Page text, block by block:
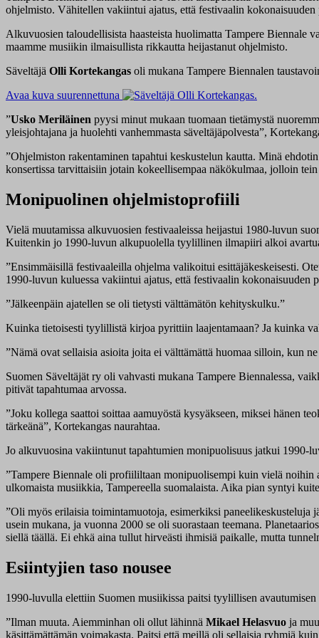
ohjelmisto. Vähitellen vakiintui ajatus, että festivaalin
Alkuvuosien taloudellisista haasteista huolimatta Tampere Biennale
maamme musiikin ilmaisullista rikkautta heijastanut ohjelmisto.
Säveltäjä Olli Kortekangas oli mukana Tampere Biennalen
Avaa kuva suurennettuna
”Usko Meriläinen pyysi minut mukaan tuomaan tietämystä
yleisjohtajana ja huolehti vanhemmasta säveltäjäpolvesta”,
”Ohjelmiston rakentaminen tapahtui keskustelun kautta. Minä
konsertissa tarvittaisiin jotain kokeellisempaa näkökulmaa, jolloin
Monipuolinen ohjelmistoprofiili
Vielä muutamissa alkuvuosien festivaaleissa heijastui 1980-luvun
Kuitenkin jo 1990-luvun alkupuolella tyylillinen ilmapiiri alkoi
”Ensimmäisillä festivaaleilla ohjelma valikoitui esittäjäkeskeisesti.
1990-luvun kuluessa vakiintui ajatus, että festivaalin
”Jälkeenpäin ajatellen se oli tietysti välttämätön kehityskulku.”
Kuinka tietoisesti tyylillistä kirjoa pyrittiin laajentamaan? Ja kuinka
”Nämä ovat sellaisia asioita joita ei välttämättä huomaa silloin, kun
Suomen Säveltäjät ry oli vahvasti mukana Tampere Biennalessa,
pitivät tapahtumaa arvossa.
”Joku kollega saattoi soittaa aamuyöstä kysyäkseen, miksei hänen
tärkeänä”, Kortekangas naurahtaa.
Jo alkuvuosina vakiintunut tapahtumien monipuolisuus jatkui 1990-
”Tampere Biennale oli profiililtaan monipuolisempi kuin vielä noihin
ulkomaista musiikkia, Tampereella suomalaista. Aika pian syntyi
”Oli myös erilaisia toimintamuotoja, esimerkiksi paneelikeskusteluja
usein mukana, ja vuonna 2000 se oli suorastaan teemana.
siellä täällä. Ei ehkä aina tullut hirveästi ihmisiä paikalle, mutta
Esiintyjien taso nousee
1990-luvulla elettiin Suomen musiikissa paitsi tyylillisen
”Ilman muuta. Aiemminhan oli ollut lähinnä Mikael Helasvuo ja
käsittämättämän voimakasta. Paitsi että meillä oli sellaisia ryhmiä